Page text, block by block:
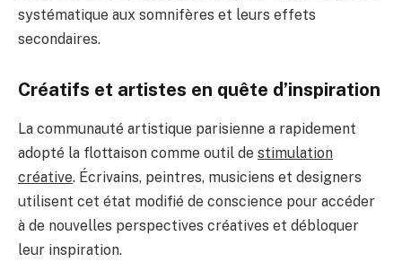
systématique aux somnifères et leurs effets
secondaires.
Créatifs et artistes en quête d’inspiration
La communauté artistique parisienne a rapidement
adopté la flottaison comme outil de stimulation
créative. Écrivains, peintres, musiciens et designers
utilisent cet état modifié de conscience pour accéder
à de nouvelles perspectives créatives et débloquer
leur inspiration.